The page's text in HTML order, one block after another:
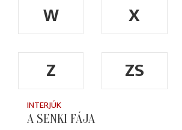
W
X
Z
ZS
INTERJÚK
A SENKI FÁJA